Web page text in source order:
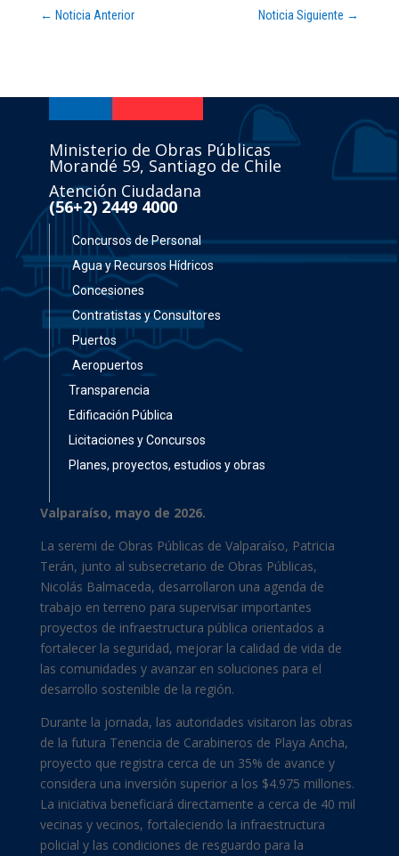
← Noticia Anterior Noticia Siguiente →
Ministerio de Obras Públicas
Morandé 59, Santiago de Chile
Atención Ciudadana
(56+2) 2449 4000
Concursos de Personal
Agua y Recursos Hídricos
Concesiones
Contratistas y Consultores
Puertos
Aeropuertos
Transparencia
Edificación Pública
Licitaciones y Concursos
Planes, proyectos, estudios y obras
Valparaíso, mayo de 2026.
La seremi de Obras Públicas de Valparaíso, Patricia
Terán, junto al subsecretario de Obras Públicas,
Nicolás Balmaceda, desarrollaron una agenda de
trabajo en terreno para supervisar importantes
proyectos de infraestructura pública orientados a
fortalecer la seguridad, mejorar la calidad de vida de
las comunidades y avanzar en soluciones para el
desarrollo sostenible de la región.
Durante la jornada, las autoridades visitaron las obras
de la futura Tenencia de Carabineros de Playa Ancha,
proyecto que registra cerca de un 35% de avance y
considera una inversión superior a los $4.975 millones.
La iniciativa beneficiará directamente a cerca de 40 mil
vecinas y vecinos, fortaleciendo la infraestructura
policial y las condiciones de resguardo para la